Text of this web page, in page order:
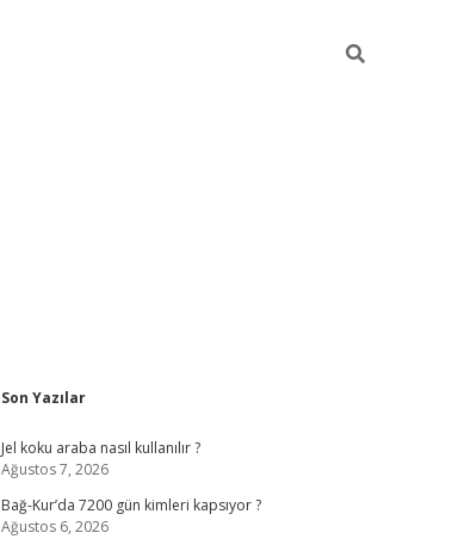
Sidebar
Son Yazılar
Jel koku araba nasıl kullanılır ?
Ağustos 7, 2026
Bağ-Kur’da 7200 gün kimleri kapsıyor ?
Ağustos 6, 2026